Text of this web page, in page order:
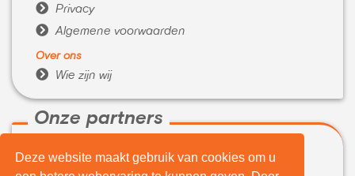
Deze website maakt gebruik van cookies om u
 Privacy
 Algemene voorwaarden
Over ons
 Wie zijn wij
Onze partners
 WeBuyIt.nl